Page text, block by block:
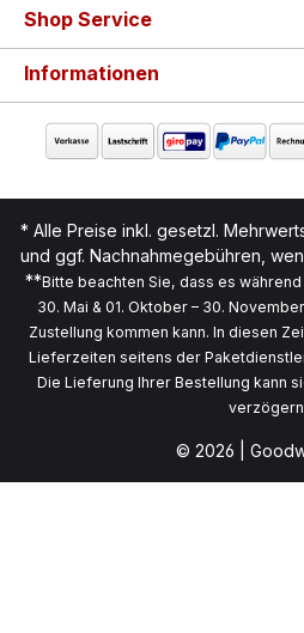
Shop Service
Informationen
* Alle Preise inkl. gesetzl.
und ggf. Nachnahmegebühren,
**Bitte beachten Sie, dass es
30. Mai & 01. Oktober – 30.
Zustellung kommen kann. In diesen
Lieferzeiten seitens der
Die Lieferung Ihrer Bestellung kann
© 2026 |